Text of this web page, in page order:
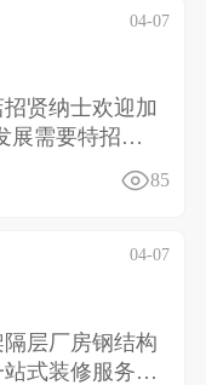
04-07
贤纳士欢迎加
展需要特招聘
85
04-07
层厂房钢结构
式装修服务。